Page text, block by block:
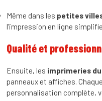
Même dans les petites
l’impression en ligne
Qualité et
Ensuite, les imprimeries
panneaux et affiches.
personnalisation complète,